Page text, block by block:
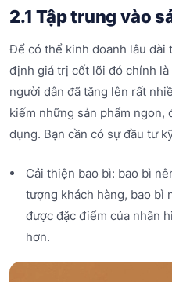
2.1 Tập trung vào
Để có thể kinh doanh lâu dài
định giá trị cốt lõi đó chính
người dân đã tăng lên rất
kiếm những sản phẩm ngon,
dụng. Bạn cần có sự đầu tư
Cải thiện bao bì: bao bì
tượng khách hàng, bao bì
được đặc điểm của nhãn
hơn.